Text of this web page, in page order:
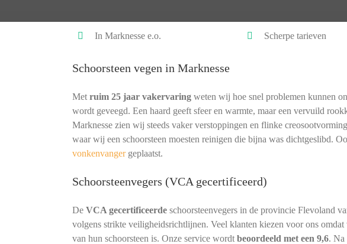
In Marknesse e.o. Scherpe tarieven
Schoorsteen vegen in Marknesse
Met ruim 25 jaar vakervaringweten wij hoe snel problemen kunnen
wordt geveegd. Een haard geeft sfeer en warmte, maar een vervuild
Marknesse zien wij steeds vaker verstoppingen en flinke
waar wij een schoorsteen moesten reinigen die bijna was dichtgeslibd.
vonkenvangergeplaatst.
Schoorsteenvegers (VCA gecertificeerd)
De VCA gecertificeerdeschoorsteenvegers in de provincie Flevoland
volgens strikte veiligheidsrichtlijnen. Veel klanten kiezen voor ons
van hun schoorsteen is. Onze service wordt beoordeeld met een 9,6. Na